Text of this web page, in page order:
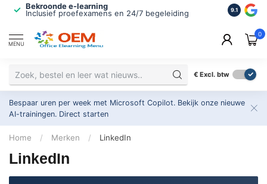
Bekroonde e-learning
Inclusief proefexamens en 24/7 begeleiding
ISO
2.500+
9.1
MENU
0
€ Excl. btw
Bespaar uren per week met Microsoft Copilot. Bekijk onze nieuwe
AI-trainingen. Direct starten
Home / Merken / LinkedIn
LinkedIn